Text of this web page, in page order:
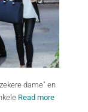
dame" en
Read more